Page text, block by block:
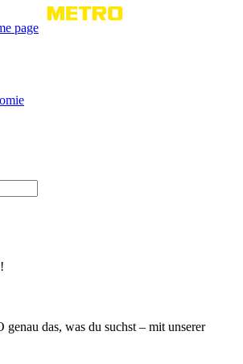
page
das, was du suchst – mit unserer